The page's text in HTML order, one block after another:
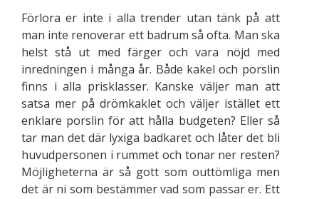
Förlora er inte i alla trender utan tänk på att
man inte renoverar ett badrum så ofta. Man ska
helst stå ut med färger och vara nöjd med
inredningen i många år. Både kakel och porslin
finns i alla prisklasser. Kanske väljer man att
satsa mer på drömkaklet och väljer istället ett
enklare porslin för att hålla budgeten? Eller så
tar man det där lyxiga badkaret och låter det bli
huvudpersonen i rummet och tonar ner resten?
Möjligheterna är så gott som outtömliga men
det är ni som bestämmer vad som passar er. Ett